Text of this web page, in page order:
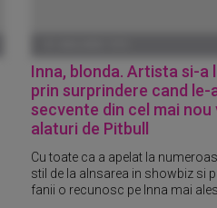
Inna, blonda. Artista si-a
prin surprindere cand le-
secvente din cel mai nou
alaturi de Pitbull
Cu toate ca a apelat la
stil de la alnsarea in showbiz si
fanii o recunosc pe Inna mai